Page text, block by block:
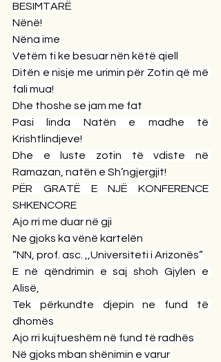
BESIMTARË
Nënë!
Nëna ime
Vetëm ti ke besuar nën këtë qiell
Ditën e nisje me urimin për Zotin që më
fali mua!
Dhe thoshe se jam me fat
Pasi linda Natën e madhe të
Krishtlindjeve!
Dhe e luste zotin të vdiste në
Ramazan, natën e Sh’ngjergjit!
PËR GRATË E NJË KONFERENCE
SHKENCORE
Ajo rri me duar në gji
Ne gjoks ka vënë kartelën
“NN, prof. asc. ,,Universiteti i Arizonës”
E në qëndrimin e saj shoh Gjylen e
Alisë,
Tek përkundte djepin ne fund të
dhomës
Ajo rri kujtueshëm në fund të radhës
Në gjoks mban shënimin e varur